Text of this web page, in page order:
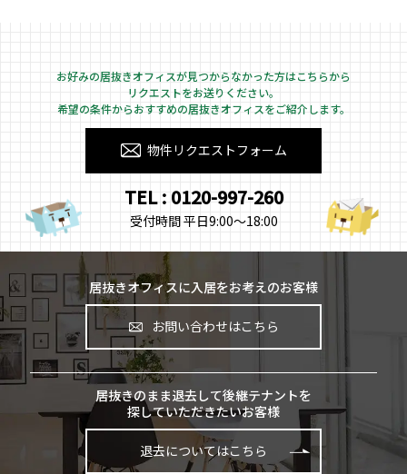
お好みの居抜きオフィスが見つからなかった方はこちらから
リクエストをお送りください。
希望の条件からおすすめの居抜きオフィスをご紹介します。
物件リクエストフォーム
TEL : 0120-997-260
受付時間 平日9:00～18:00
居抜きオフィスに入居をお考えのお客様
お問い合わせはこちら
居抜きのまま退去して後継テナントを
探していただきたいお客様
退去についてはこちら